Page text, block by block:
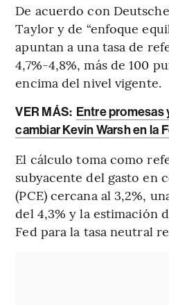
De acuerdo con
Taylor y de “enfoque
apuntan a una tasa de
4,7%-4,8%, más de 100
encima del nivel vigente.
VER MÁS: Entre promesas
cambiar Kevin Warsh en la
El cálculo toma como
subyacente del gasto en
(PCE) cercana al 3,2%,
del 4,3% y la estimación
Fed para la tasa neutral